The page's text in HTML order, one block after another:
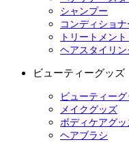
シャンプー
コンディショナ
トリートメン
ヘアスタイリン
ビューティーグッズ
ビューティー
メイクグッズ
ボディケアグッ
ヘアブラシ